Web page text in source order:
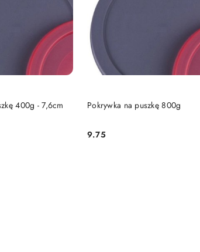
400g - 7,6cm
KOSZYKA Pokrywka na puszkę 800g
Cena:
9.75
DO KOSZYKA